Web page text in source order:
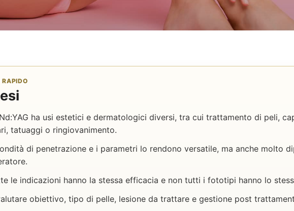
ha usi estetici e dermatologici diversi, tra cui trattamento di peli,
tatuaggi o ringiovanimento.
di penetrazione e i parametri lo rendono versatile, ma anche molto
le indicazioni hanno la stessa efficacia e non tutti i fototipi hanno lo
obiettivo, tipo di pelle, lesione da trattare e gestione post